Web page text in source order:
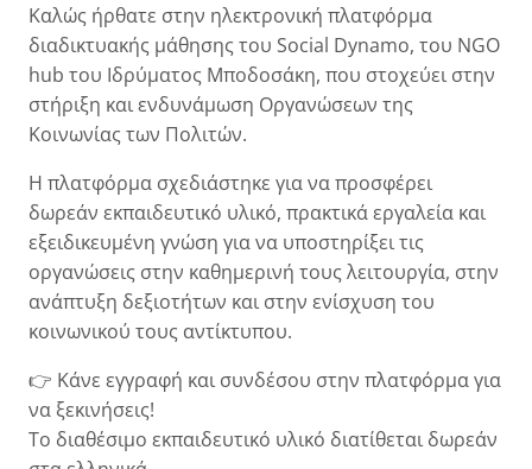
Καλώς ήρθατε στην ηλεκτρονική πλατφόρμα
διαδικτυακής μάθησης του Social Dynamo, του NGO
hub του Ιδρύματος Μποδοσάκη, που στοχεύει στην
στήριξη και ενδυνάμωση Οργανώσεων της
Κοινωνίας των Πολιτών.
Η πλατφόρμα σχεδιάστηκε για να προσφέρει
δωρεάν εκπαιδευτικό υλικό, πρακτικά εργαλεία και
εξειδικευμένη γνώση για να υποστηρίξει τις
οργανώσεις στην καθημερινή τους λειτουργία, στην
ανάπτυξη δεξιοτήτων και στην ενίσχυση του
κοινωνικού τους αντίκτυπου.
👉 Κάνε εγγραφή και συνδέσου στην πλατφόρμα για
να ξεκινήσεις!
Το διαθέσιμο εκπαιδευτικό υλικό διατίθεται δωρεάν